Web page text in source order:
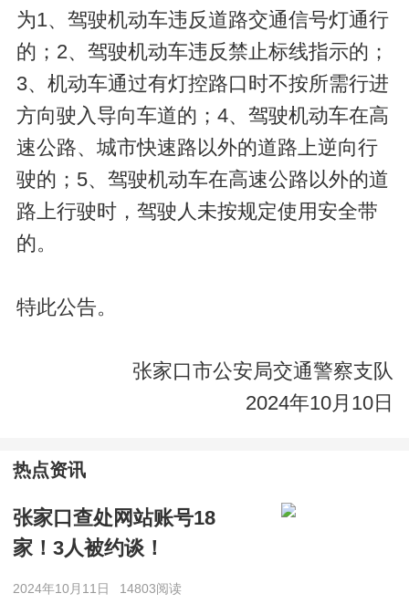
为1、驾驶机动车违反道路交通信号灯通行
的；2、驾驶机动车违反禁止标线指示的；
3、机动车通过有灯控路口时不按所需行进
方向驶入导向车道的；4、驾驶机动车在高
速公路、城市快速路以外的道路上逆向行
驶的；5、驾驶机动车在高速公路以外的道
路上行驶时，驾驶人未按规定使用安全带
的。
特此公告。
张家口市公安局交通警察支队
2024年10月10日
热点资讯
张家口查处网站账号18
家！3人被约谈！
2024年10月11日 14803阅读